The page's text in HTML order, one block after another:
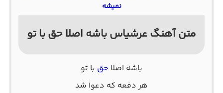
نمیشه
متن آهنگ عرشیاس باشه اصلا حق با تو
باشه اصلا حق با تو
هر دفعه که دعوا شد